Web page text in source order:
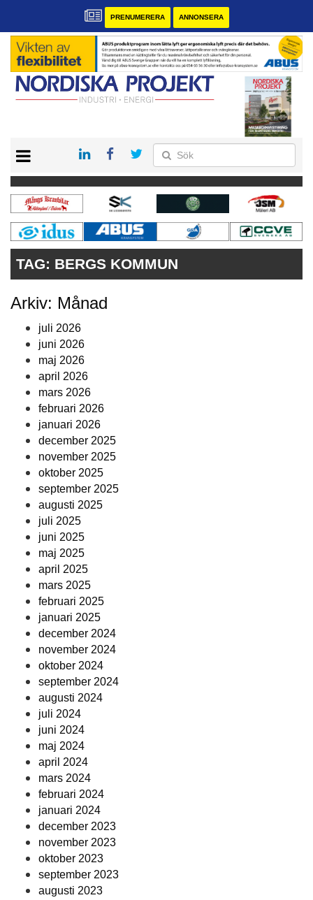
PRENUMERERA ANNONSERA
KONTAKT
VÅRA ANDRA MAGASIN
PRENUMERERA
ANNONSERA
TAG: BERGS KOMMUN
Arkiv: Månad
juli 2026
juni 2026
maj 2026
april 2026
mars 2026
februari 2026
januari 2026
december 2025
november 2025
oktober 2025
september 2025
augusti 2025
juli 2025
juni 2025
maj 2025
april 2025
mars 2025
februari 2025
januari 2025
december 2024
november 2024
oktober 2024
september 2024
augusti 2024
juli 2024
juni 2024
maj 2024
april 2024
mars 2024
februari 2024
januari 2024
december 2023
november 2023
oktober 2023
september 2023
augusti 2023